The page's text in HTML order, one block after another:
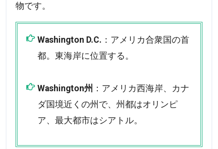
物です。
Washington D.C. ：アメリカ合衆国の首
都。東海岸に位置する。
Washington州 ：アメリカ西海岸、カナ
ダ国境近くの州で、州都はオリンピ
ア、最大都市はシアトル。